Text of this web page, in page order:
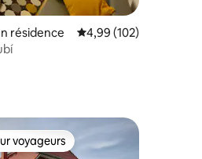
de 143 commentaires : 4,96 sur 5
résidence Évaluation moyenne
4,99 (102)
les plus appréciés
voyageurs